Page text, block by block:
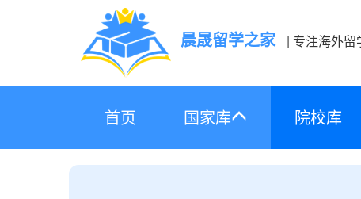
晨晟留学之家 | 专注海外留
首页 国家库 院校库